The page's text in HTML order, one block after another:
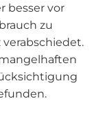
besser vor
zu
verabschiedet.